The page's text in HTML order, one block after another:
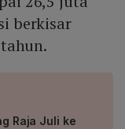
berkisar
Raja Juli ke